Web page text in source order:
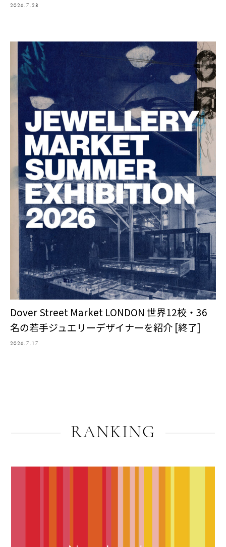
2026.7.28
Dover Street Market LONDON 世界12校・36
名の若手ジュエリーデザイナーを紹介 [終了]
2026.7.17
RANKING